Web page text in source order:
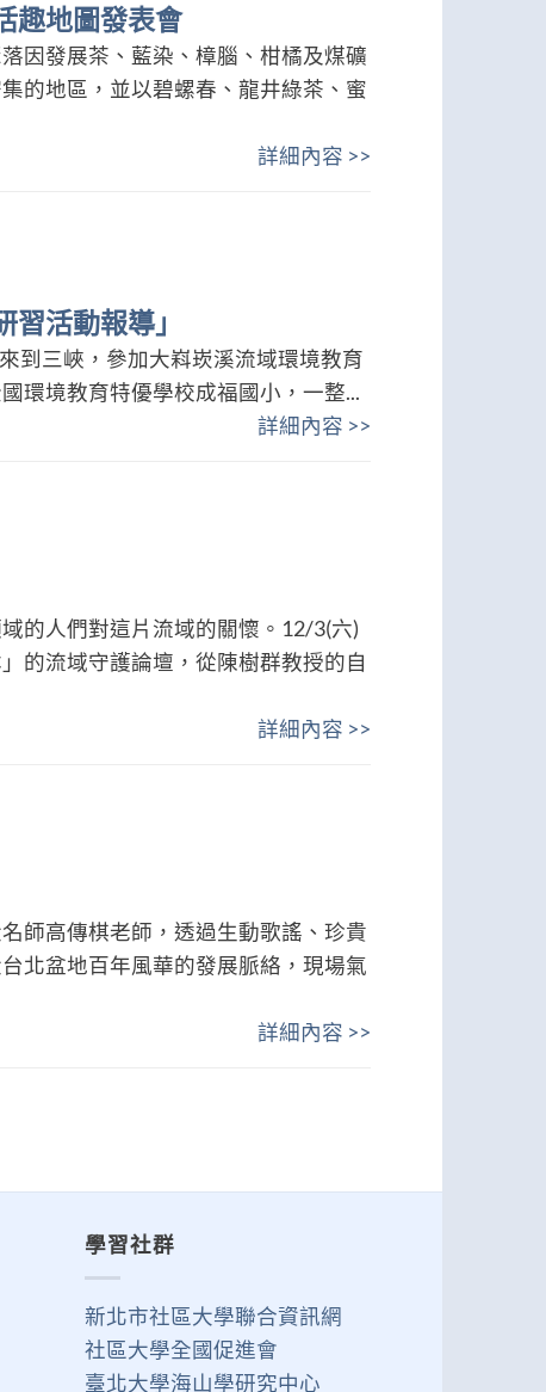
趣地圖發表會
因發展茶、藍染、樟腦、柑橘及煤礦
的地區，並以碧螺春、龍井綠茶、蜜
詳細內容 >>
習活動報導」
到三峽，參加大嵙崁溪流域環境教育
環境教育特優學校成福國小，一整...
詳細內容 >>
的人們對這片流域的關懷。12/3(六)
的流域守護論壇，從陳樹群教授的自
詳細內容 >>
師高傳棋老師，透過生動歌謠、珍貴
北盆地百年風華的發展脈絡，現場氣
詳細內容 >>
學習社群
新北市社區大學聯合資訊網
社區大學全國促進會
臺北大學海山學研究中心